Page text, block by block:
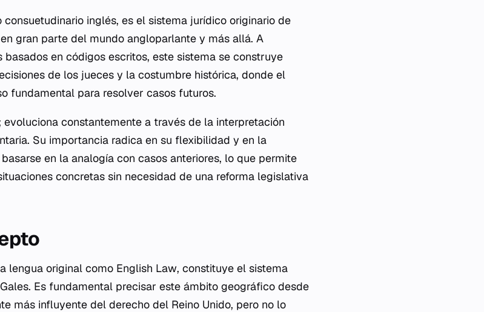
consuetudinario inglés, es el sistema jurídico originario de
gran parte del mundo angloparlante y más allá. A
basados en códigos escritos, este sistema se construye
de los jueces y la costumbre histórica, donde el
fundamental para resolver casos futuros.
constantemente a través de la interpretación
Su importancia radica en su flexibilidad y en la
en la analogía con casos anteriores, lo que permite
concretas sin necesidad de una reforma legislativa
lengua original como English Law, constituye el sistema
Es fundamental precisar este ámbito geográfico desde
más influyente del derecho del Reino Unido, pero no lo